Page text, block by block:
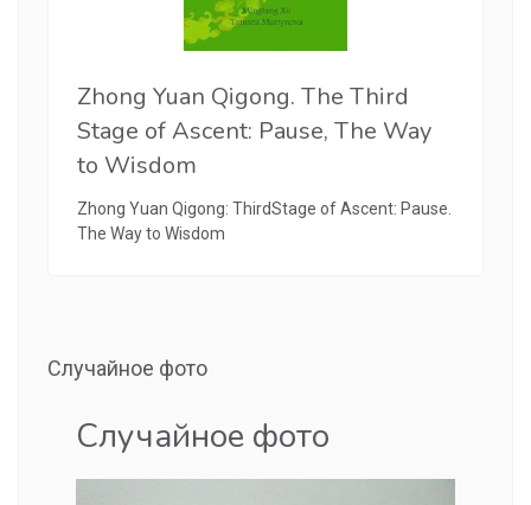
Zhong Yuan Qigong. The Third
Stage of Ascent: Pause, The Way
to Wisdom
Zhong Yuan Qigong: ThirdStage of Ascent: Pause.
The Way to Wisdom
Случайное фото
Случайное фото